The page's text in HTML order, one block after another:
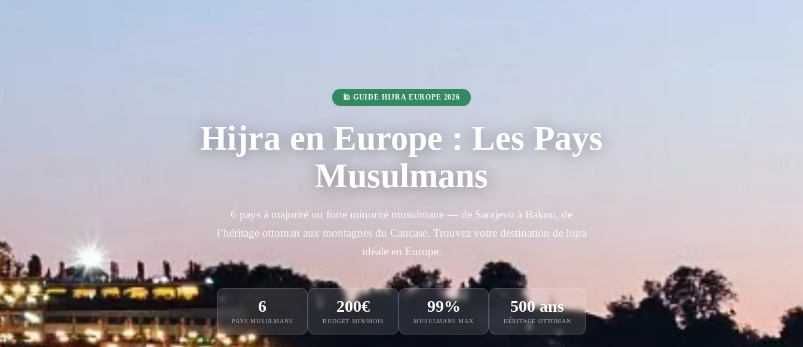
🕌 GUIDE HIJRA EUROPE 2026
Hijra en Europe : Les Pays
Musulmans
6 pays à majorité ou forte minorité musulmane — de Sarajevo à Bakou, de
l’héritage ottoman aux montagnes du Caucase. Trouvez votre destination de hijra
idéale en Europe.
6
PAYS MUSULMANS
200€
BUDGET MIN/MOIS
99%
MUSULMANS MAX
500 ans
HÉRITAGE OTTOMAN